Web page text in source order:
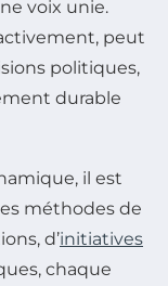
voix unie.
peut
politiques,
durable
il est
méthodes de
d’initiatives
chaque